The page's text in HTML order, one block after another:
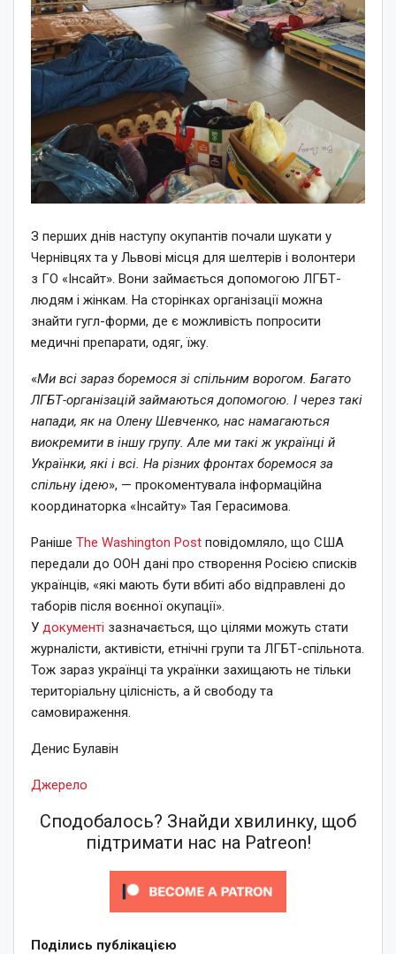
З перших днів наступу окупантів почали шукати у
Чернівцях та у Львові місця для шелтерів і волонтери
з ГО «Інсайт». Вони займається допомогою ЛГБТ-
людям і жінкам. На сторінках організації можна
знайти гугл-форми, де є можливість попросити
медичні препарати, одяг, їжу.
«Ми всі зараз боремося зі спільним ворогом. Багато
ЛГБТ-організацій займаються допомогою. І через такі
напади, як на Олену Шевченко, нас намагаються
виокремити в іншу групу. Але ми такі ж українці й
Українки, які і всі. На різних фронтах боремося за
спільну ідею», — прокоментувала інформаційна
координаторка «Інсайту» Тая Герасимова.
Раніше The Washington Post повідомляло, що США
передали до ООН дані про створення Росією списків
українців, «які мають бути вбиті або відправлені до
таборів після воєнної окупації».
У документі зазначається, що цілями можуть стати
журналісти, активісти, етнічні групи та ЛГБТ-спільнота.
Тож зараз українці та українки захищають не тільки
територіальну цілісність, а й свободу та
самовираження.
Денис Булавін
Джерело
Сподобалось? Знайди хвилинку, щоб
підтримати нас на Patreon!
Поділись публікацією